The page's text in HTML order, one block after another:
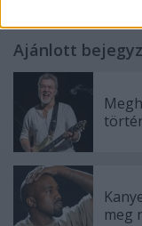
Ajánlott
meg